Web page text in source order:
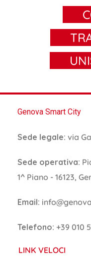
Genova Smart City
Sede legale: via
Sede operativa:
1^ Piano - 16123,
Email:
Telefono: +39 010
LINK VELOCI